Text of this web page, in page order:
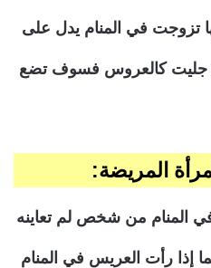
تزوجت في المنام يدل على
جليت كالعروس فسوف تضع
المريضة:
المنام من شخص لم تعاينه
إذا رأت العريس في المنام